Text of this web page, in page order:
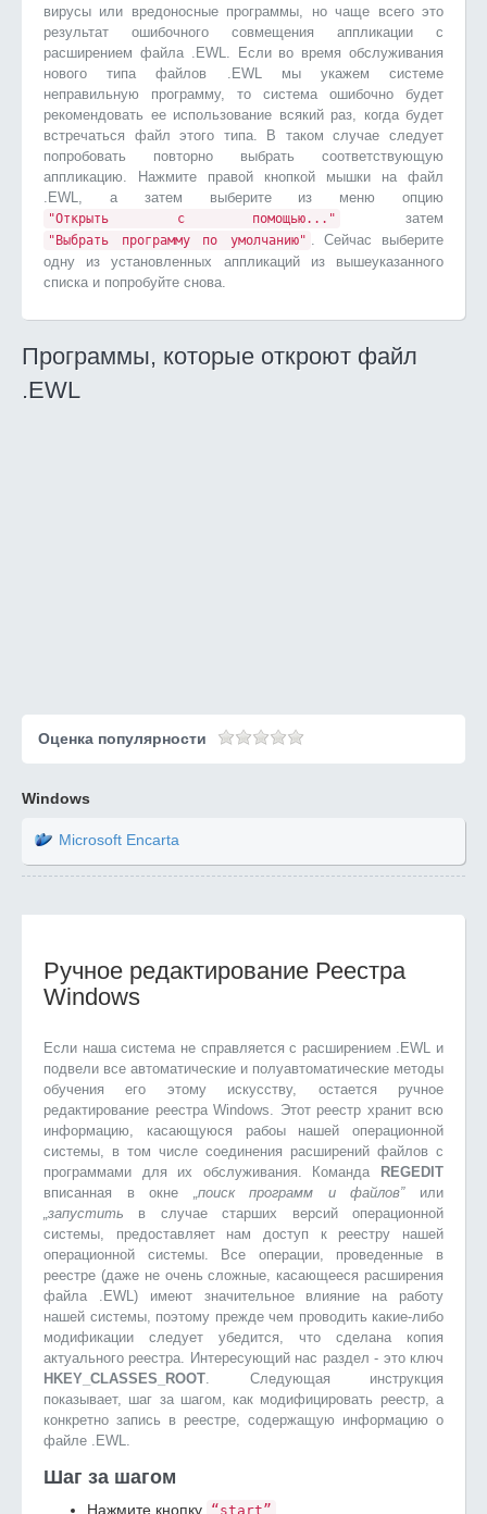
вирусы или вредоносные программы, но чаще всего это
результат ошибочного совмещения аппликации с
расширением файла .EWL. Если во время обслуживания
нового типа файлов .EWL мы укажем системе
неправильную программу, то система ошибочно будет
рекомендовать ее использование всякий раз, когда будет
встречаться файл этого типа. В таком случае следует
попробовать повторно выбрать соответствующую
аппликацию. Нажмите правой кнопкой мышки на файл
.EWL, а затем выберите из меню опцию
"Открыть с помощью..." затем
"Выбрать программу по умолчанию" . Сейчас выберите
одну из установленных аппликаций из вышеуказанного
списка и попробуйте снова.
Программы, которые откроют файл
.EWL
Оценка популярности
Windows
Microsoft Encarta
Ручное редактирование Реестра
Windows
Если наша система не справляется с расширением .EWL и
подвели все автоматические и полуавтоматические методы
обучения его этому искусству, остается ручное
редактирование реестра Windows. Этот реестр хранит всю
информацию, касающуюся рабоы нашей операционной
системы, в том числе соединения расширений файлов с
программами для их обслуживания. Команда
REGEDIT
вписанная в окне „поиск программ и файлов”или
„запустить в случае старших версий операционной
системы, предоставляет нам доступ к реестру нашей
операционной системы. Все операции, проведенные в
реестре (даже не очень сложные, касающееся расширения
файла .EWL) имеют значительное влияние на работу
нашей системы, поэтому прежде чем проводить какие-либо
модификации следует убедится, что сделана копия
актуального реестра. Интересующий нас раздел - это ключ
HKEY_CLASSES_ROOT. Следующая инструкция
показывает, шаг за шагом, как модифицировать реестр, а
конкретно запись в реестре, содержащую информацию о
файле .EWL.
Шаг за шагом
Нажмите кнопку “start”